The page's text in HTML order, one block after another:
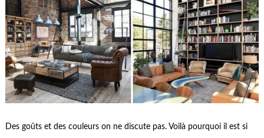
Des goûts et des couleurs on ne discute pas. Voilà pourquoi il est si